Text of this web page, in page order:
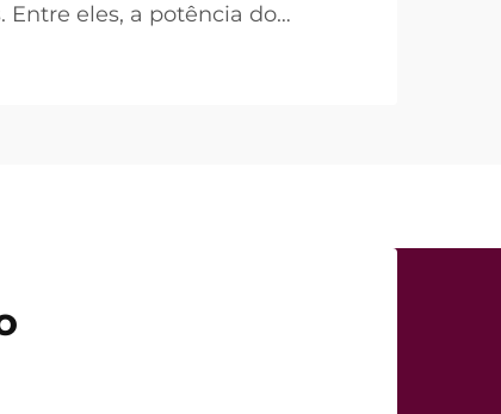
Entre eles, a potência do
No entanto, sob uma